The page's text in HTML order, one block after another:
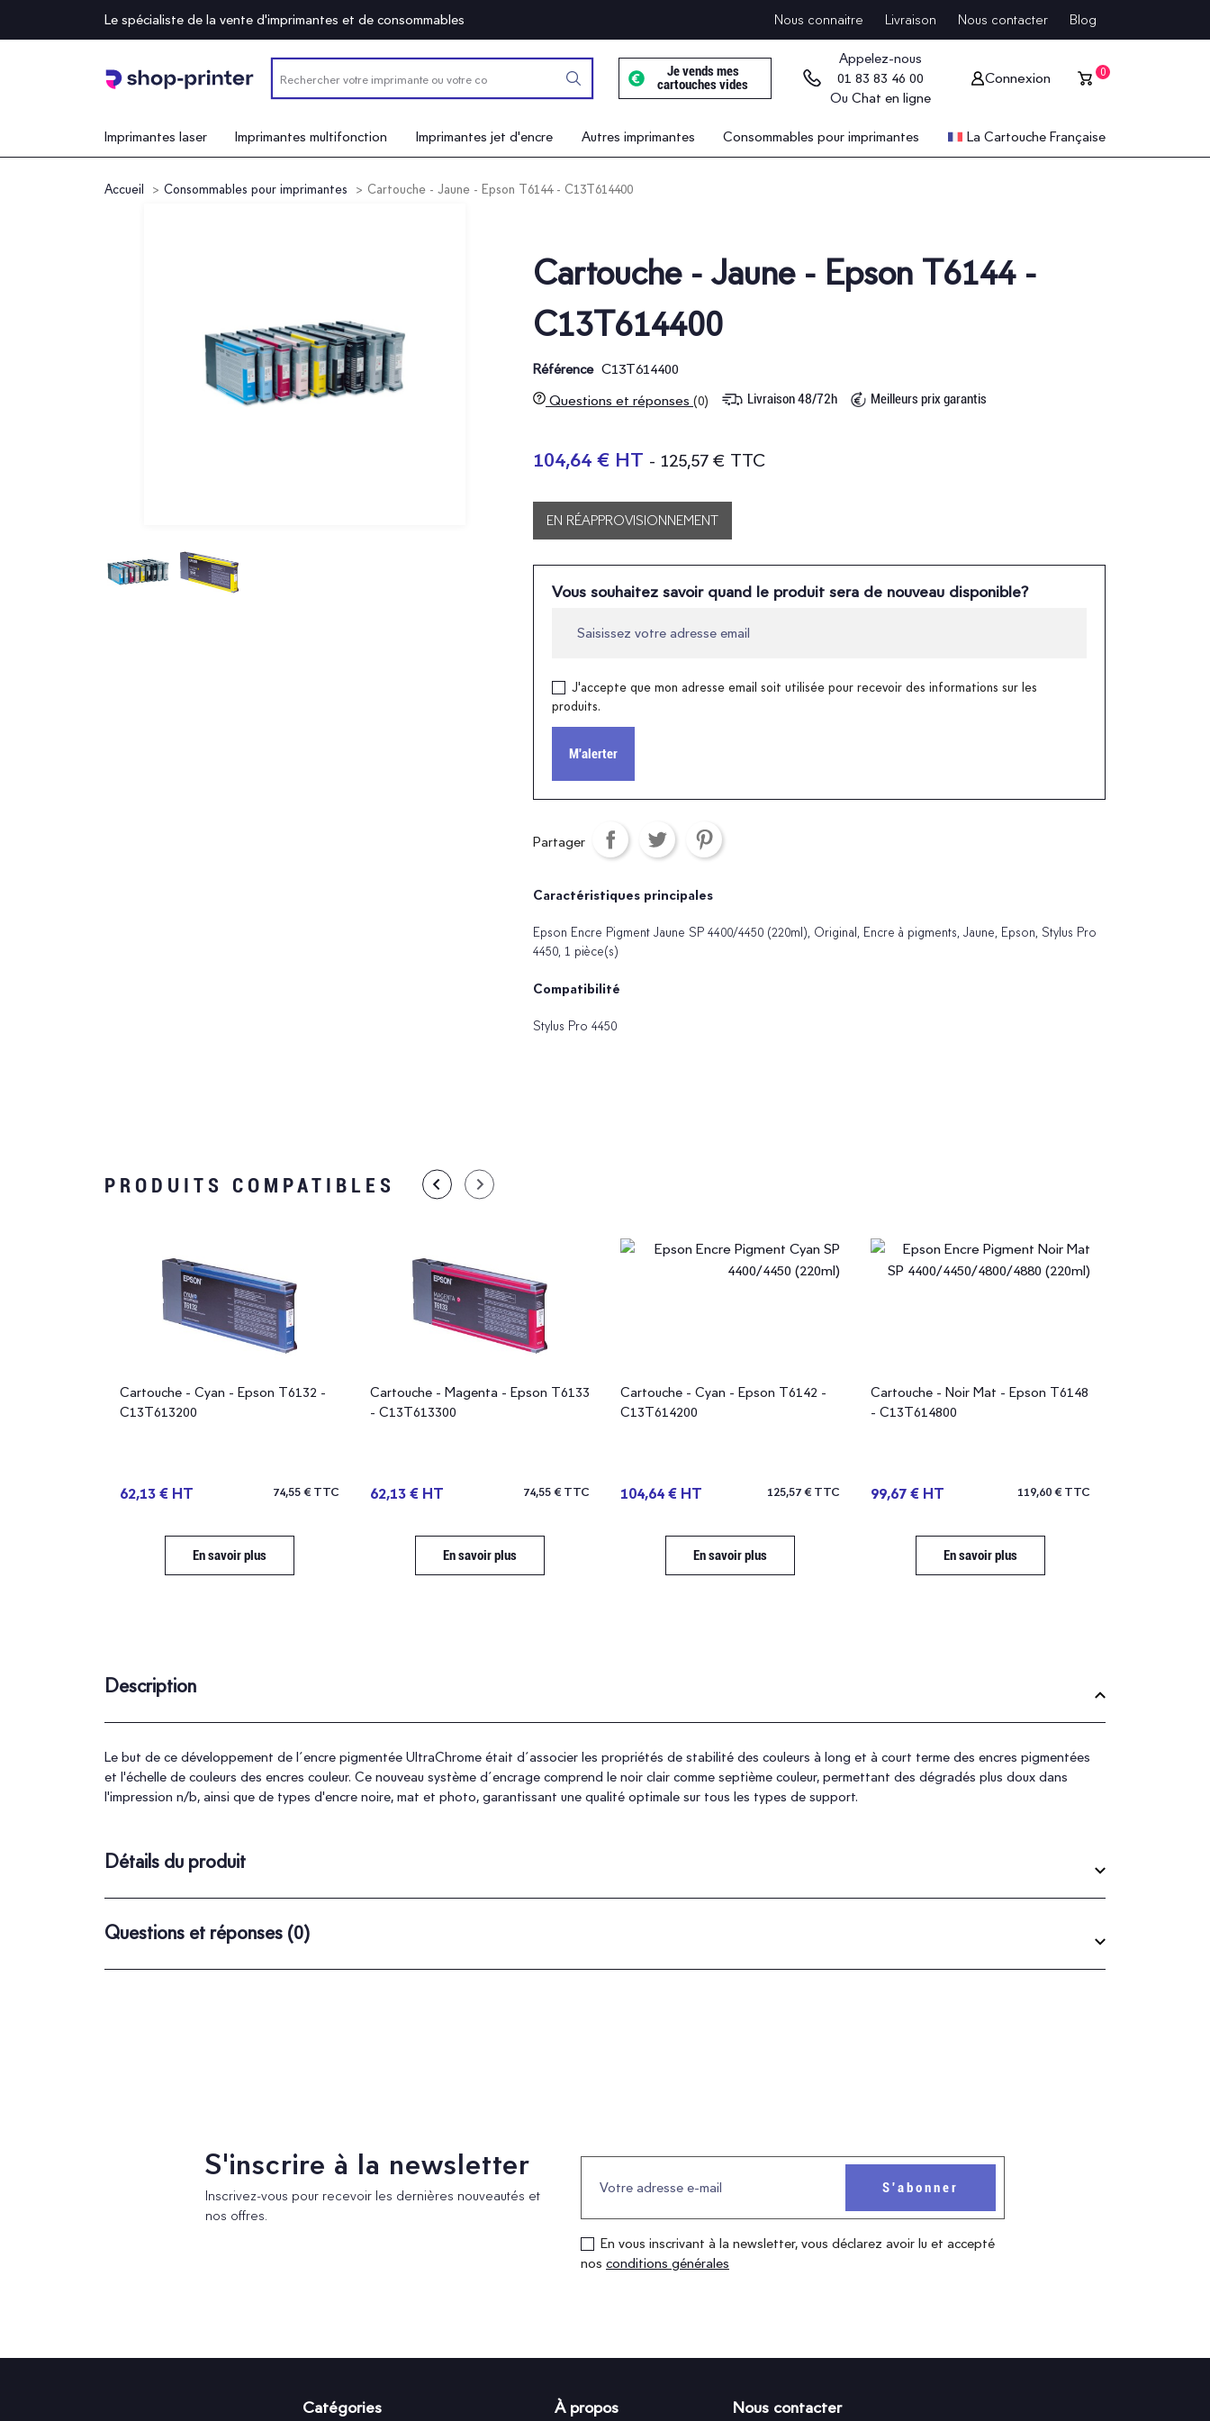
Le spécialiste de la vente d'imprimantes et de consommables Nous connaitre Livraison Nous contacter Blog
Je vends mes
cartouches vides
Appelez-nous
01 83 83 46 00
Ou Chat en ligne
Connexion 0
Imprimantes laser Imprimantes multifonction Imprimantes jet d'encre Autres imprimantes Consommables pour imprimantes La Cartouche Française
Accueil Consommables pour imprimantes Cartouche - Jaune - Epson T6144 - C13T614400
Cartouche - Jaune - Epson T6144 -
C13T614400
Référence C13T614400
Questions et réponses (0) Livraison 48/72h Meilleurs prix garantis
104,64 € HT - 125,57 € TTC
EN RÉAPPROVISIONNEMENT
Vous souhaitez savoir quand le produit sera de nouveau disponible?
J'accepte que mon adresse email soit utilisée pour recevoir des informations sur les
produits.
M'alerter
Partager
Caractéristiques principales
Epson Encre Pigment Jaune SP 4400/4450 (220ml), Original, Encre à pigments, Jaune, Epson, Stylus Pro
4450, 1 pièce(s)
Compatibilité
Stylus Pro 4450
PRODUITS COMPATIBLES
Cartouche - Cyan - Epson T6132 -
C13T613200
62,13 € HT 74,55 € TTC
En savoir plus
Cartouche - Magenta - Epson T6133
- C13T613300
62,13 € HT 74,55 € TTC
En savoir plus
Cartouche - Cyan - Epson T6142 -
C13T614200
104,64 € HT 125,57 € TTC
En savoir plus
Cartouche - Noir Mat - Epson T6148
- C13T614800
99,67 € HT 119,60 € TTC
En savoir plus
Description
Le but de ce développement de l´encre pigmentée UltraChrome était d´associer les propriétés de stabilité des couleurs à long et à court terme des encres pigmentées
et l'échelle de couleurs des encres couleur. Ce nouveau système d´encrage comprend le noir clair comme septième couleur, permettant des dégradés plus doux dans
l'impression n/b, ainsi que de types d'encre noire, mat et photo, garantissant une qualité optimale sur tous les types de support.
Détails du produit
Questions et réponses (0)
S'inscrire à la newsletter
Inscrivez-vous pour recevoir les dernières nouveautés et
nos offres.
En vous inscrivant à la newsletter, vous déclarez avoir lu et accepté
nos conditions générales
Catégories À propos Nous contacter